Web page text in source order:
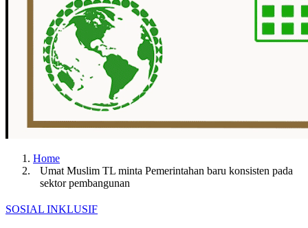
Home
Umat Muslim TL minta Pemerintahan baru konsisten pada
sektor pembangunan
SOSIAL INKLUSIF